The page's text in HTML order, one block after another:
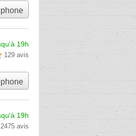
19h
129 avis
19h
2475 avis